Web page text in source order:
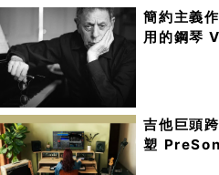
簡約主義
用的鋼琴
吉他巨頭
塑